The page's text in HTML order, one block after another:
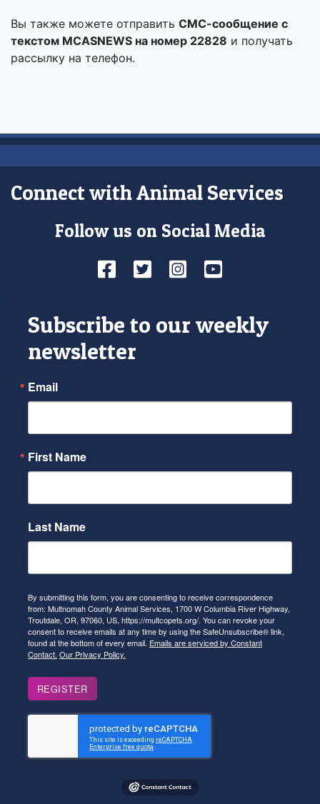
Вы также можете отправить СМС-сообщение с
текстом MCASNEWS на номер 22828 и получать
рассылку на телефон.
Connect with Animal Services
Follow us on Social Media
Facebook
TwitterInstagram
YouTube
Subscribe to our weekly
newsletter
Email
First Name
Last Name
By submitting this form, you are consenting to receive correspondence
from: Multnomah County Animal Services, 1700 W Columbia River Highway,
Troutdale, OR, 97060, US, https://multcopets.org/. You can revoke your
consent to receive emails at any time by using the SafeUnsubscribe® link,
found at the bottom of every email. Emails are serviced by Constant
Contact. Our Privacy Policy.
REGISTER